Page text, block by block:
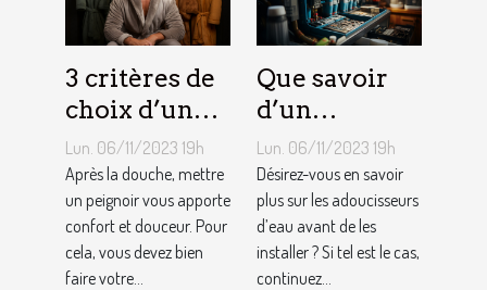
3 critères de
choix d’un
peignoir de
bain pour
homme ?
Lun. 06/11/2023 19h
Après la douche, mettre
un peignoir vous apporte
confort et douceur. Pour
cela, vous devez bien
faire votre...
Que savoir
d’un
adoucisseur
d’eau ?
Lun. 06/11/2023 19h
Désirez-vous en savoir
plus sur les adoucisseurs
d’eau avant de les
installer ? Si tel est le cas,
continuez...